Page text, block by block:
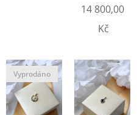
14 800,00
Kč
Vyprodáno